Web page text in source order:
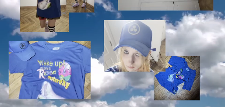
WAKE UP! IT'S TIME TO REPEAT YESTERDAY
ТОВАРЫ КОЛЛЕКЦИИ